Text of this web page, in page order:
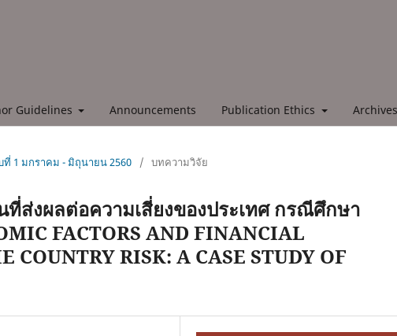
Guidelines Announcements Publication Ethics Archives
ที่ 1 มกราคม - มิถุนายน 2560 / บทความวิจัย
ที่ส่งผลต่อความเสี่ยงของประเทศ กรณีศึกษา
FACTORS AND FINANCIAL
COUNTRY RISK: A CASE STUDY OF